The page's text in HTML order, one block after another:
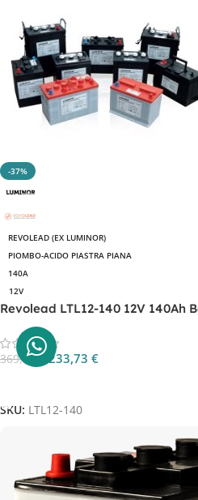
-37%
REVOLEAD (EX LUMINOR)
PIOMBO-ACIDO PIASTRA PIANA
140A
12V
Revolead LTL12-140 12V 140Ah
369,39€ 233,73 €
SKU: LTL12-140